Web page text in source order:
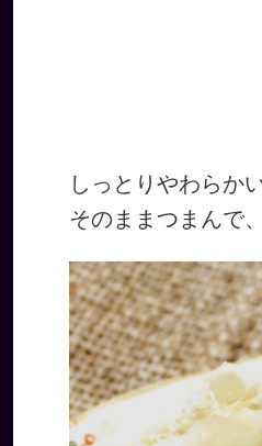
しっとりやわらか
そのままつまんで